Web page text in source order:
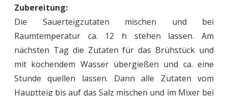
Zubereitung:
Die Sauerteigzutaten mischen und bei
Raumtemperatur ca. 12 h stehen lassen. Am
nächsten Tag die Zutaten für das Brühstück und
mit kochendem Wasser übergießen und ca. eine
Stunde quellen lassen. Dann alle Zutaten vom
Hauptteig bis auf das Salz mischen und im Mixer bei